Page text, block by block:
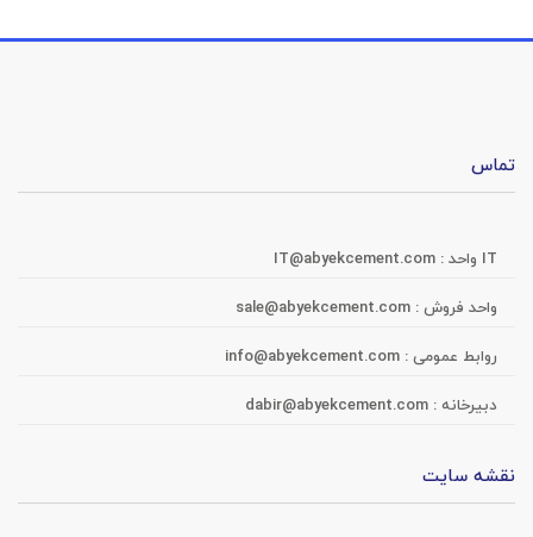
تماس
IT واحد :
واحد فروش :
روابط عمومی :
دبیرخانه :
نقشه سایت